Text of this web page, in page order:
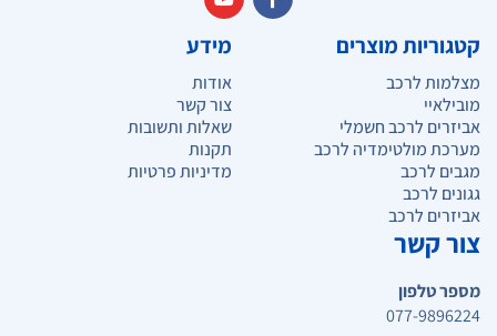
קטגוריות מוצרים
מצלמות לרכב
מובילאיי
אביזרים לרכב חשמלי
מערכת מולטימדיה לרכב
מגבים לרכב
גגונים לרכב
אביזרים לרכב
מידע
אודות
צור קשר
שאלות ותשובות
תקנות
מדיניות פרטיות
צור קשר
מספר טלפון
077-9896224